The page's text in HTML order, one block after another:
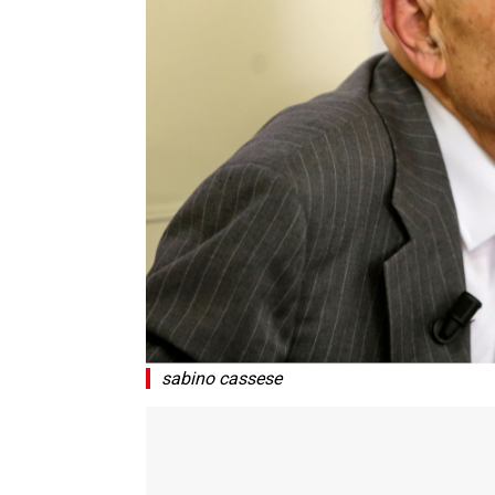
sabino cassese